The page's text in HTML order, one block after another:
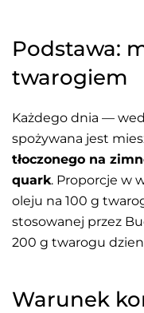
Podstawa:
twarogiem
Każdego dnia —
spożywana jest
tłoczonego na
quark. Proporcje w
oleju na 100 g
stosowanej przez
200 g twarogu
Warunek